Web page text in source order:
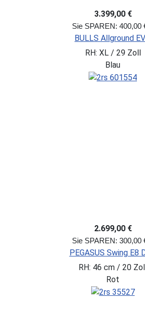
3.399,00 €
Sie SPAREN: 400,00
BULLS Allground
RH: XL / 29 Zoll
Blau
2.699,00 €
Sie SPAREN: 300,00
PEGASUS Swing E8
RH: 46 cm / 20
Rot